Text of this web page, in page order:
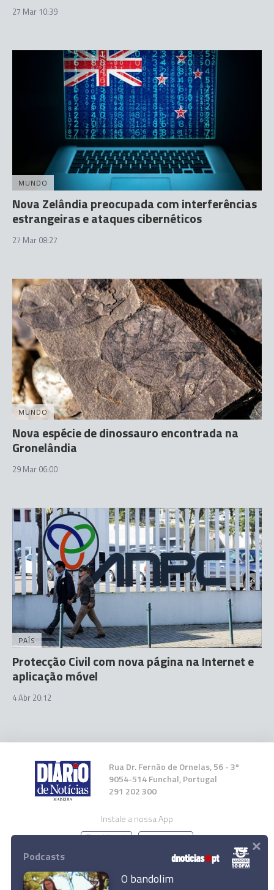
27 Mar 10:39
MUNDO
Nova Zelândia preocupada com interferências
estrangeiras e ataques cibernéticos
27 Mar 08:27
MUNDO
Nova espécie de dinossauro encontrada na
Gronelândia
29 Mar 06:00
PAÍS
Protecção Civil com nova página na Internet e
aplicação móvel
4 Abr 20:12
Rua Dr. Fernão de Ornelas, 56 - 3º
9054-514 Funchal, Portugal
291 202 300
Instale a nossa App
Podcasts
O bandolim
×